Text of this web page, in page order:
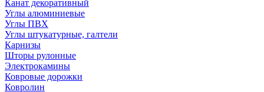
Канат декоративный
Углы алюминиевые
Углы ПВХ
Углы штукатурные, галтели
Карнизы
Шторы рулонные
Электрокамины
Ковровые дорожки
Ковролин